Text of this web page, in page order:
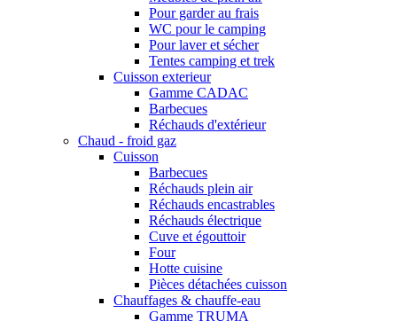
Pour garder au frais
WC pour le camping
Pour laver et sécher
Tentes camping et trek
Cuisson exterieur
Gamme CADAC
Barbecues
Réchauds d'extérieur
Chaud - froid gaz
Cuisson
Barbecues
Réchauds plein air
Réchauds encastrables
Réchauds électrique
Cuve et égouttoir
Four
Hotte cuisine
Pièces détachées cuisson
Chauffages & chauffe-eau
Gamme TRUMA